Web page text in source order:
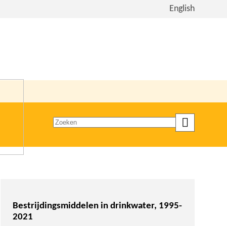
Bekijk
English
Zoeken
Bestrijdingsmiddelen in drinkwater, 1995-
2021